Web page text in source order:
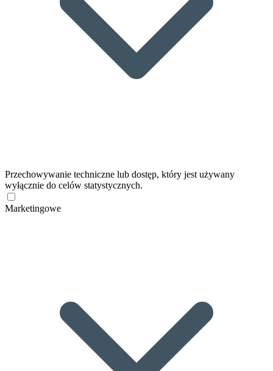
Przechowywanie techniczne lub dostęp, który jest używany
wyłącznie do celów statystycznych.
Marketingowe